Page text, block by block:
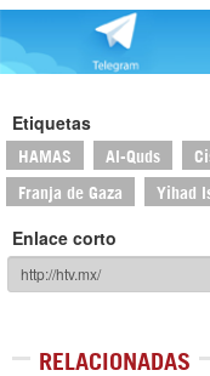
Etiquetas
HAMAS Al-Quds
Franja de Gaza Yihad
Enlace corto
RELACIONADAS